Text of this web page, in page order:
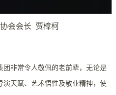
会会长 贾樟柯
非常令人敬佩的老前辈，无论是
演天赋、艺术悟性及敬业精神，使